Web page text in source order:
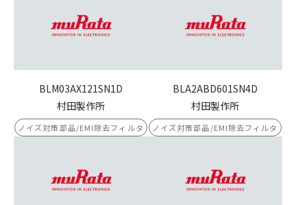
BLM03AX121SN1D
村田製作所
ノイズ対策部品/EMI除去フィルタ
BLA2ABD601SN4D
村田製作所
ノイズ対策部品/EMI除去フィルタ